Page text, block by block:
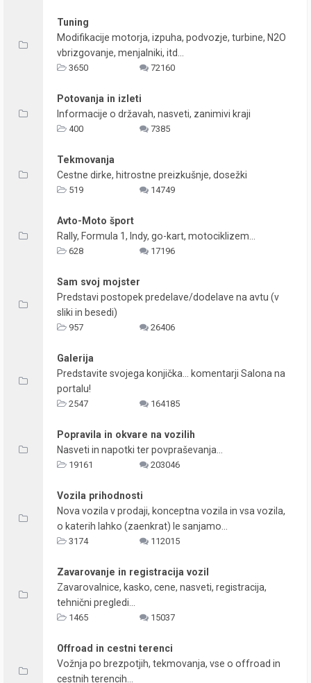
Tuning
Modifikacije motorja, izpuha, podvozje, turbine, N2O
vbrizgovanje, menjalniki, itd...
3650 72160
Potovanja in izleti
Informacije o državah, nasveti, zanimivi kraji
400 7385
Tekmovanja
Cestne dirke, hitrostne preizkušnje, dosežki
519 14749
Avto-Moto šport
Rally, Formula 1, Indy, go-kart, motociklizem...
628 17196
Sam svoj mojster
Predstavi postopek predelave/dodelave na avtu (v
sliki in besedi)
957 26406
Galerija
Predstavite svojega konjička... komentarji Salona na
portalu!
2547 164185
Popravila in okvare na vozilih
Nasveti in napotki ter povpraševanja...
19161 203046
Vozila prihodnosti
Nova vozila v prodaji, konceptna vozila in vsa vozila,
o katerih lahko (zaenkrat) le sanjamo...
3174 112015
Zavarovanje in registracija vozil
Zavarovalnice, kasko, cene, nasveti, registracija,
tehnični pregledi...
1465 15037
Offroad in cestni terenci
Vožnja po brezpotjih, tekmovanja, vse o offroad in
cestnih terencih...